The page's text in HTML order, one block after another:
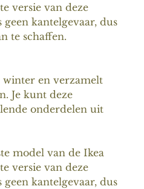
versie van deze
kantelgevaar, dus
te schaffen.
en verzamelt
Je kunt deze
onderdelen uit
model van de Ikea
versie van deze
kantelgevaar, dus